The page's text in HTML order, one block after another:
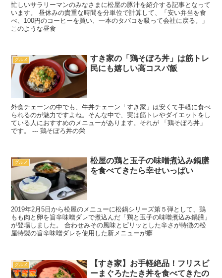
忙しいサラリーマンのみなさまに松屋の豚汁を紹介する記事となって
います。 昼休みの貴重な時間を分単位で計算して、「安い弁当を食
べ、100円のコーヒーを買い、一本のタバコを吸って会社に戻る。」
このような昼食
グルメ
すき家の「鶏そぼろ丼」は筋トレ
民にも嬉しい高コスパ飯
外食チェーンの中でも、牛丼チェーン「すき家」は安くて手軽に食べ
られるのが魅力ですよね。そんな中で、実は筋トレやダイエットをし
ている人におすすめのメニューがあります。それが 「鶏そぼろ丼」
です。 --- 鶏そぼろ丼の栄
グルメ
松屋の鶏と玉子の味噌煮込み鍋膳
を食べてきたら幸せいっぱい
2019年2月5日から松屋のメニューに松鍋シリーズ第５弾として、鶏
もも肉と卵を旨辛味噌ダレで煮込んだ「鶏と玉子の味噌煮込み鍋膳」
が登場しました。 合わせみその風味とピリッとした辛さが特徴の松
屋特製の旨辛味噌ダレを使用した新メニューが癖
グルメ
【すき家】お手軽絶品！フリスビ
ーまぐろたたき丼を食べてきたの